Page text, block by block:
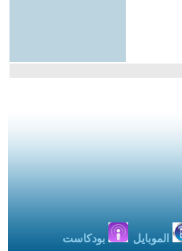
الموبايل بودكاست